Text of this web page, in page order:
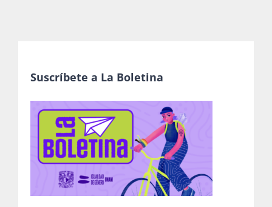
Suscríbete a La Boletina